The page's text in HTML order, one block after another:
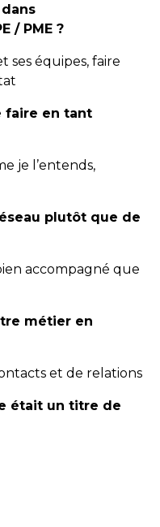
/ PME ?
ses équipes, faire
faire en tant
je l’entends,
plutôt que de
accompagné que
métier en
et de relations
était un titre de